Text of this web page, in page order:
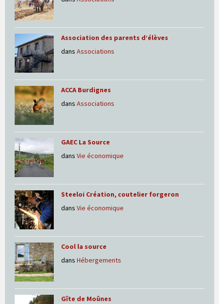
Association des parents d’élèves
dans Associations
ACCA Burdignes
dans Associations
GAEC La Source
dans Vie économique
Steeloi Création, coutelier forgeron
dans Vie économique
Cool la source
dans Hébergements
Gîte de Moûnes